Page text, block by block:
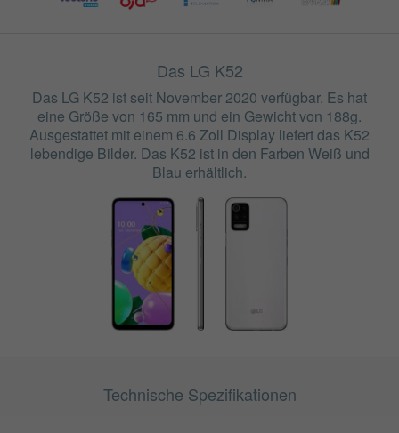
Das LG K52
Das LG K52 ist seit November 2020 verfügbar. Es hat
eine Größe von 165 mm und ein Gewicht von 188g.
Ausgestattet mit einem 6.6 Zoll Display liefert das K52
lebendige Bilder. Das K52 ist in den Farben Weiß und
Blau erhältlich.
Technische Spezifikationen